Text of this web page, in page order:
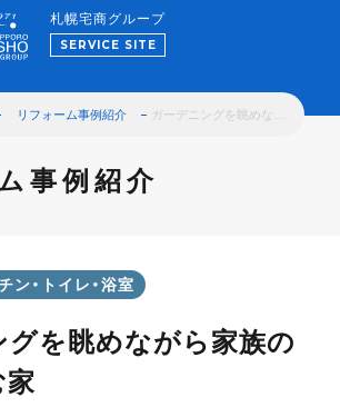
札幌宅商グループ
SERVICE SITE
事例紹介
リフォーム事例紹介 ガーデニングを眺めな…
ン・トイレ・浴室
グを眺めながら家族の
家